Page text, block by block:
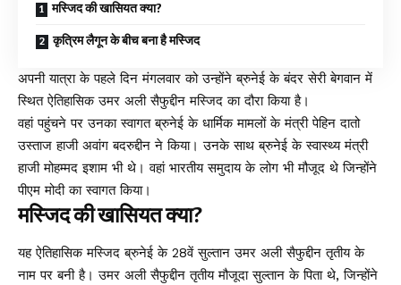
मस्जिद की खासियत क्या?
कृत्रिम लैगून के बीच बना है मस्जिद
अपनी यात्रा के पहले दिन मंगलवार को उन्होंने ब्रुनेई के बंदर सेरी बेगवान में
स्थित ऐतिहासिक उमर अली सैफुद्दीन मस्जिद का दौरा किया है।
वहां पहुंचने पर उनका स्वागत ब्रुनेई के धार्मिक मामलों के मंत्री पेहिन दातो
उस्ताज हाजी अवांग बदरुद्दीन ने किया। उनके साथ ब्रुनेई के स्वास्थ्य मंत्री
हाजी मोहम्मद इशाम भी थे। वहां भारतीय समुदाय के लोग भी मौजूद थे जिन्होंने
पीएम मोदी का स्वागत किया।
मस्जिद की खासियत क्या?
यह ऐतिहासिक मस्जिद ब्रुनेई के 28वें सुल्तान उमर अली सैफुद्दीन तृतीय के
नाम पर बनी है। उमर अली सैफुद्दीन तृतीय मौजूदा सुल्तान के पिता थे, जिन्होंने